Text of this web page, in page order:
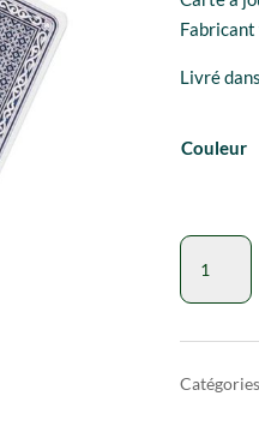
Livré
Couleur
quantité
Jeu
de